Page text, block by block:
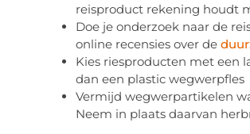
reisproduct rekening houdt
Doe je onderzoek naar de
online recensies over de
Kies riesproducten met een
dan een plastic wegwerpfles
Vermijd wegwerpartikelen
Neem in plaats daarvan